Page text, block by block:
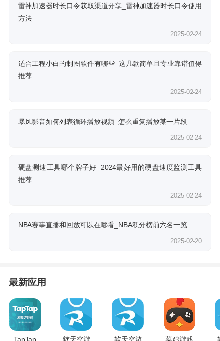
雷神加速器时长口令获取渠道分享_雷神加速器时长口令使用
方法
2025-02-24
适合工程小白的制图软件有哪些_这几款简单且专业靠谱值得
推荐
2025-02-24
暴风影音如何列表循环播放视频_怎么重复播放某一片段
2025-02-24
硬盘测速工具哪个牌子好_2024最好用的硬盘速度监测工具
推荐
2025-02-24
NBA赛事直播和回放可以在哪看_NBA积分榜前六名一览
2025-02-20
最新应用
TapTap 软天空游 软天空游 菜鸡游戏